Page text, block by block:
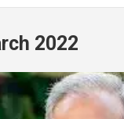
2022